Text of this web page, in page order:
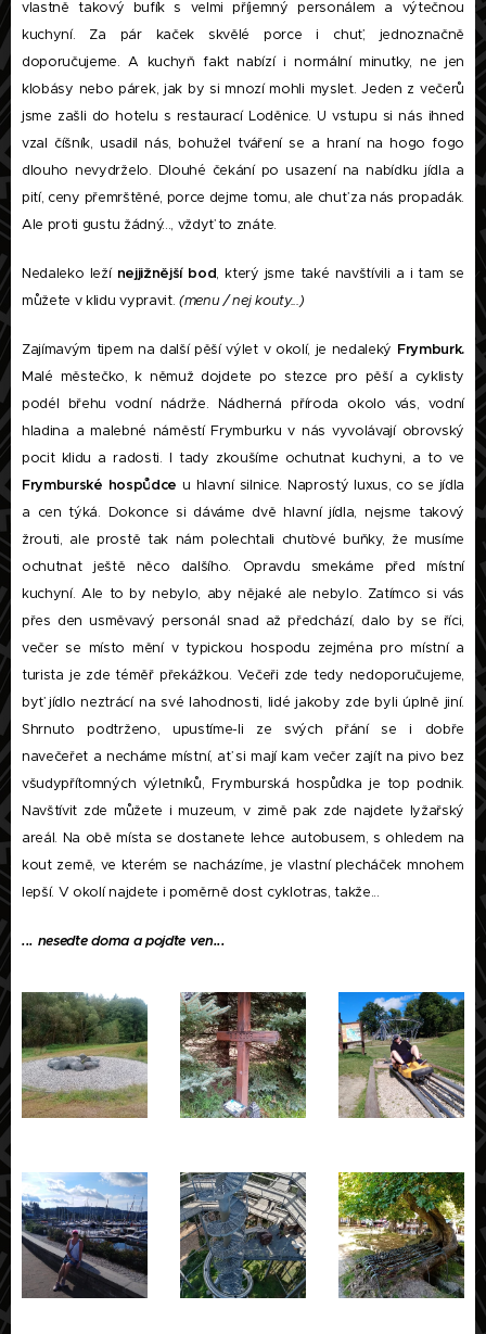
vlastně takový bufík s velmi příjemný personálem a výtečnou
kuchyní. Za pár kaček skvělé porce i chuť, jednoznačně
doporučujeme. A kuchyň fakt nabízí i normální minutky, ne jen
klobásy nebo párek, jak by si mnozí mohli myslet. Jeden z večerů
jsme zašli do hotelu s restaurací Loděnice. U vstupu si nás ihned
vzal číšník, usadil nás, bohužel tváření se a hraní na hogo fogo
dlouho nevydrželo. Dlouhé čekání po usazení na nabídku jídla a
pití, ceny přemrštěné, porce dejme tomu, ale chuť za nás propadák.
Ale proti gustu žádný..., vždyť to znáte.
Nedaleko leží nejjižnější bod, který jsme také navštívili a i tam se
můžete v klidu vypravit. (menu / nej kouty...)
Zajímavým tipem na další pěší výlet v okolí, je nedaleký Frymburk.
Malé městečko, k němuž dojdete po stezce pro pěší a cyklisty
podél břehu vodní nádrže. Nádherná příroda okolo vás, vodní
hladina a malebné náměstí Frymburku v nás vyvolávají obrovský
pocit klidu a radosti. I tady zkoušíme ochutnat kuchyni, a to ve
Frymburské hospůdce u hlavní silnice. Naprostý luxus, co se jídla
a cen týká. Dokonce si dáváme dvě hlavní jídla, nejsme takový
žrouti, ale prostě tak nám polechtali chuťové buňky, že musíme
ochutnat ještě něco dalšího. Opravdu smekáme před místní
kuchyní. Ale to by nebylo, aby nějaké ale nebylo. Zatímco si vás
přes den usměvavý personál snad až předchází, dalo by se říci,
večer se místo mění v typickou hospodu zejména pro místní a
turista je zde téměř překážkou. Večeři zde tedy nedoporučujeme,
byť jídlo neztrácí na své lahodnosti, lidé jakoby zde byli úplně jiní.
Shrnuto podtrženo, upustíme-li ze svých přání se i dobře
navečeřet a necháme místní, ať si mají kam večer zajít na pivo bez
všudypřítomných výletníků, Frymburská hospůdka je top podnik.
Navštívit zde můžete i muzeum, v zimě pak zde najdete lyžařský
areál. Na obě místa se dostanete lehce autobusem, s ohledem na
kout země, ve kterém se nacházíme, je vlastní plecháček mnohem
lepší. V okolí najdete i poměrně dost cyklotras, takže...
... neseďte doma a pojďte ven...